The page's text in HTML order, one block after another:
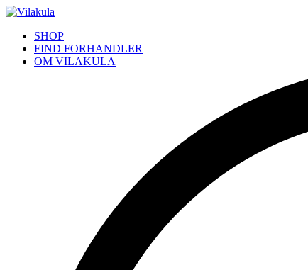
SHOP
FIND FORHANDLER
OM VILAKULA